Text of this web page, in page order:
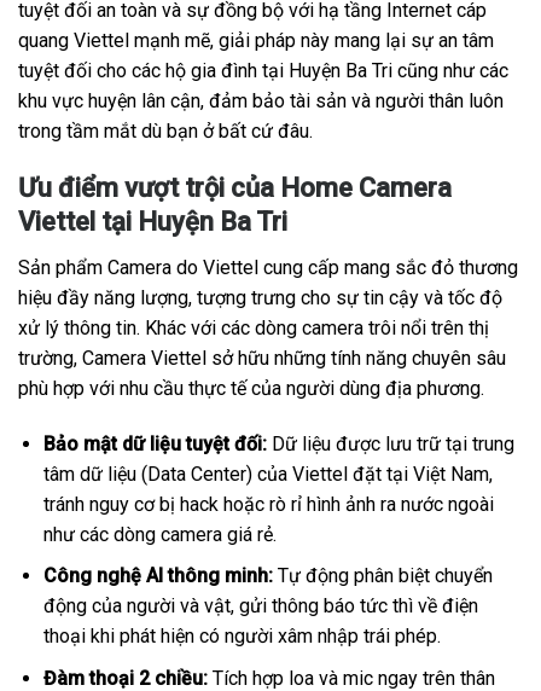
tuyệt đối an toàn và sự đồng bộ với hạ tầng Internet cáp
quang Viettel mạnh mẽ, giải pháp này mang lại sự an tâm
tuyệt đối cho các hộ gia đình tại Huyện Ba Tri cũng như các
khu vực huyện lân cận, đảm bảo tài sản và người thân luôn
trong tầm mắt dù bạn ở bất cứ đâu.
Ưu điểm vượt trội của Home Camera
Viettel tại Huyện Ba Tri
Sản phẩm Camera do Viettel cung cấp mang sắc đỏ thương
hiệu đầy năng lượng, tượng trưng cho sự tin cậy và tốc độ
xử lý thông tin. Khác với các dòng camera trôi nổi trên thị
trường, Camera Viettel sở hữu những tính năng chuyên sâu
phù hợp với nhu cầu thực tế của người dùng địa phương.
Bảo mật dữ liệu tuyệt đối:Dữ liệu được lưu trữ tại trung
tâm dữ liệu (Data Center) của Viettel đặt tại Việt Nam,
tránh nguy cơ bị hack hoặc rò rỉ hình ảnh ra nước ngoài
như các dòng camera giá rẻ.
Công nghệ AI thông minh:Tự động phân biệt chuyển
động của người và vật, gửi thông báo tức thì về điện
thoại khi phát hiện có người xâm nhập trái phép.
Đàm thoại 2 chiều:Tích hợp loa và mic ngay trên thân